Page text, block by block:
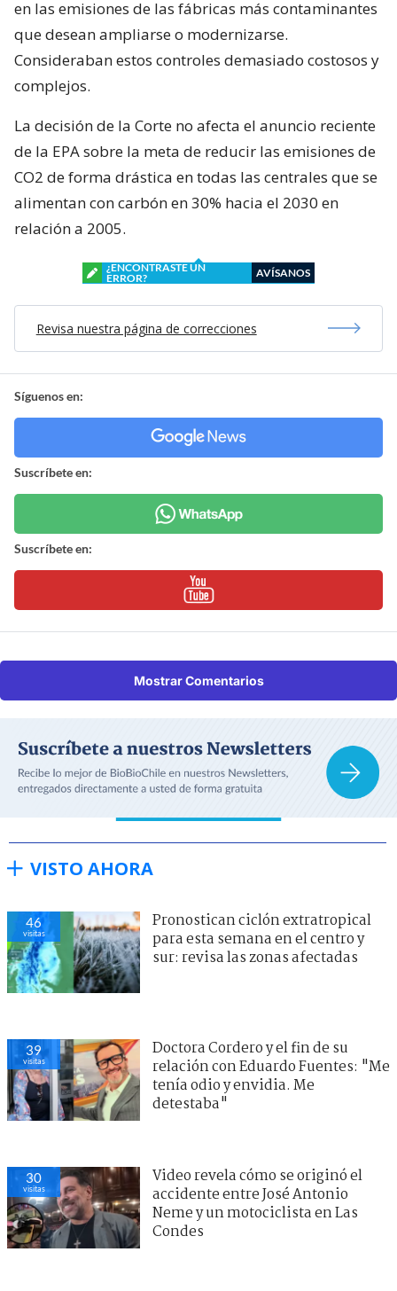
en las emisiones de las fábricas más contaminantes
que desean ampliarse o modernizarse.
Consideraban estos controles demasiado costosos y
complejos.
La decisión de la Corte no afecta el anuncio reciente
de la EPA sobre la meta de reducir las emisiones de
CO2 de forma drástica en todas las centrales que se
alimentan con carbón en 30% hacia el 2030 en
relación a 2005.
¿ENCONTRASTE UN
ERROR?
AVÍSANOS
Revisa nuestra página de correcciones
Síguenos en:
Suscríbete en:
Suscríbete en:
Mostrar Comentarios
VISTO AHORA
46
visitas
Pronostican ciclón extratropical
para esta semana en el centro y
sur: revisa las zonas afectadas
39
visitas
Doctora Cordero y el fin de su
relación con Eduardo Fuentes: "Me
tenía odio y envidia. Me
detestaba"
30
visitas
Video revela cómo se originó el
accidente entre José Antonio
Neme y un motociclista en Las
Condes